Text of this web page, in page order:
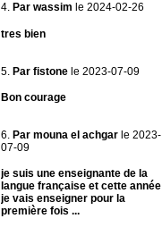
4. Par wassim le 2024-02-26
tres bien
5. Par fistone le 2023-07-09
Bon courage
6. Par mouna el achgar le 2023-
07-09
je suis une enseignante de la
langue française et cette année
je vais enseigner pour la
première fois ...